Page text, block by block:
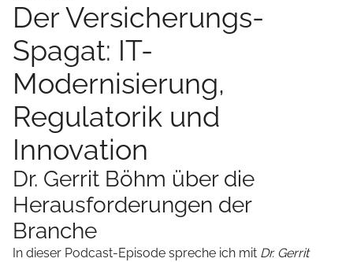
Der Versicherungs-
Spagat: IT-
Modernisierung,
Regulatorik und
Innovation
Dr. Gerrit Böhm über die
Herausforderungen der
Branche
In dieser Podcast-Episode spreche ich mit Dr. Gerrit